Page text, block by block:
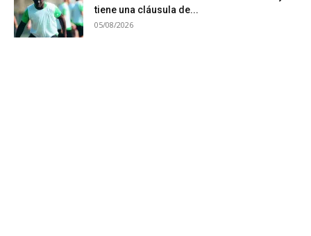
tiene una cláusula de...
05/08/2026